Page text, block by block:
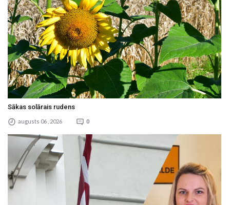
Sākas solārais rudens
augusts 06 , 2026 0